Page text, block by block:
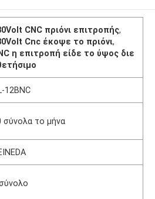
CNC πριόνι επιτροπής,
Cnc έκοψε το πριόνι,
η επιτροπή είδε το ύψος διε
12BNC
σύνολα το μήνα